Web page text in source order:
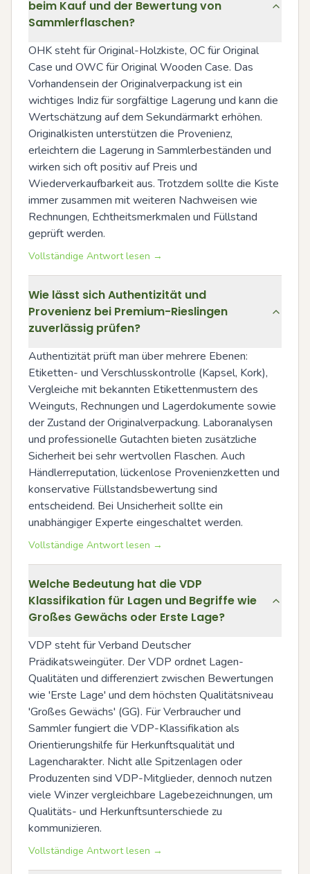
beim Kauf und der Bewertung von
Sammlerflaschen?
OHK steht für Original-Holzkiste, OC für Original
Case und OWC für Original Wooden Case. Das
Vorhandensein der Originalverpackung ist ein
wichtiges Indiz für sorgfältige Lagerung und kann die
Wertschätzung auf dem Sekundärmarkt erhöhen.
Originalkisten unterstützen die Provenienz,
erleichtern die Lagerung in Sammlerbeständen und
wirken sich oft positiv auf Preis und
Wiederverkaufbarkeit aus. Trotzdem sollte die Kiste
immer zusammen mit weiteren Nachweisen wie
Rechnungen, Echtheitsmerkmalen und Füllstand
geprüft werden.
Vollständige Antwort lesen →
Wie lässt sich Authentizität und
Provenienz bei Premium-Rieslingen
zuverlässig prüfen?
Authentizität prüft man über mehrere Ebenen:
Etiketten- und Verschlusskontrolle (Kapsel, Kork),
Vergleiche mit bekannten Etikettenmustern des
Weinguts, Rechnungen und Lagerdokumente sowie
der Zustand der Originalverpackung. Laboranalysen
und professionelle Gutachten bieten zusätzliche
Sicherheit bei sehr wertvollen Flaschen. Auch
Händlerreputation, lückenlose Provenienzketten und
konservative Füllstandsbewertung sind
entscheidend. Bei Unsicherheit sollte ein
unabhängiger Experte eingeschaltet werden.
Vollständige Antwort lesen →
Welche Bedeutung hat die VDP
Klassifikation für Lagen und Begriffe wie
Großes Gewächs oder Erste Lage?
VDP steht für Verband Deutscher
Prädikatsweingüter. Der VDP ordnet Lagen-
Qualitäten und differenziert zwischen Bewertungen
wie 'Erste Lage' und dem höchsten Qualitätsniveau
'Großes Gewächs' (GG). Für Verbraucher und
Sammler fungiert die VDP-Klassifikation als
Orientierungshilfe für Herkunftsqualität und
Lagencharakter. Nicht alle Spitzenlagen oder
Produzenten sind VDP-Mitglieder, dennoch nutzen
viele Winzer vergleichbare Lagebezeichnungen, um
Qualitäts- und Herkunftsunterschiede zu
kommunizieren.
Vollständige Antwort lesen →